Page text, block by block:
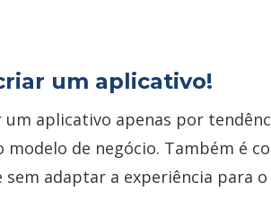
um aplicativo!
aplicativo apenas por
modelo de negócio. Também é
adaptar a experiência para